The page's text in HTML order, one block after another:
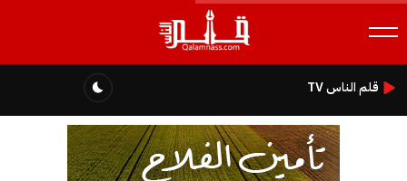
قلم الناس TV